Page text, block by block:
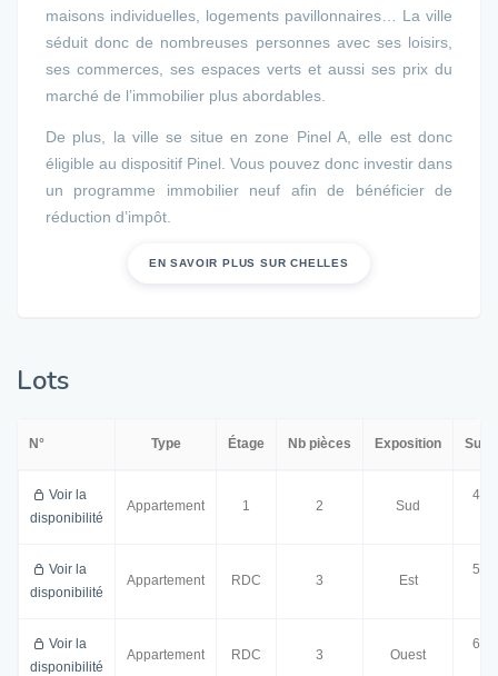
maisons individuelles, logements pavillonnaires… La ville
séduit donc de nombreuses personnes avec ses loisirs,
ses commerces, ses espaces verts et aussi ses prix du
marché de l’immobilier plus abordables.
De plus, la ville se situe en zone Pinel A, elle est donc
éligible au dispositif Pinel. Vous pouvez donc investir dans
un programme immobilier neuf afin de bénéficier de
réduction d’impôt.
EN SAVOIR PLUS SUR CHELLES
Lots
N° Type Étage Nb pièces Exposition
Voir la
disponibilité
Appartement 1 2 Sud
Voir la
disponibilité
Appartement RDC 3 Est
Voir la
disponibilité
Appartement RDC 3 Ouest